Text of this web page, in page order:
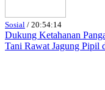
Sosial / 20:54:14
Dukung Ketahanan
Tani Rawat Jagung Pipil